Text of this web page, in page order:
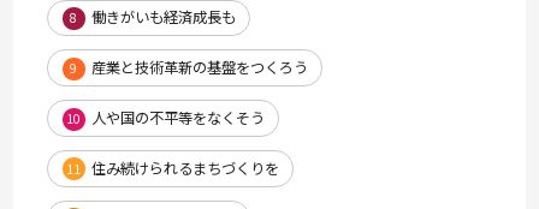
8 働きがいも経済成長も
9 産業と技術革新の基盤をつくろう
10 人や国の不平等をなくそう
11 住み続けられるまちづくりを